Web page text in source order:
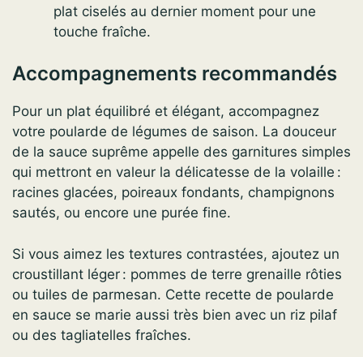
plat ciselés au dernier moment pour une
touche fraîche.
Accompagnements recommandés
Pour un plat équilibré et élégant, accompagnez
votre poularde de légumes de saison. La douceur
de la sauce suprême appelle des garnitures simples
qui mettront en valeur la délicatesse de la volaille :
racines glacées, poireaux fondants, champignons
sautés, ou encore une purée fine.
Si vous aimez les textures contrastées, ajoutez un
croustillant léger : pommes de terre grenaille rôties
ou tuiles de parmesan. Cette recette de poularde
en sauce se marie aussi très bien avec un riz pilaf
ou des tagliatelles fraîches.